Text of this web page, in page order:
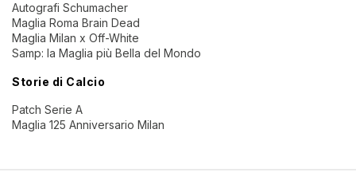
Autografi Schumacher
Maglia Roma Brain Dead
Maglia Milan x Off-White
Samp: la Maglia più Bella del Mondo
Storie di Calcio
Patch Serie A
Maglia 125 Anniversario Milan